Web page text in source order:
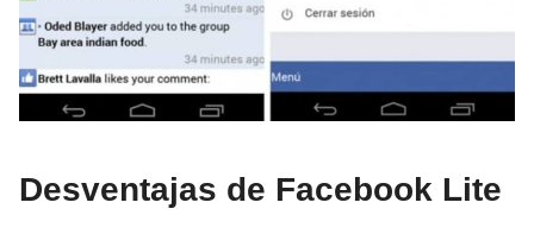
Desventajas de Facebook Lite